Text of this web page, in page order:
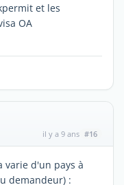
et les
OA
il y a 9 ans #16
varie d'un pays à
demandeur) :